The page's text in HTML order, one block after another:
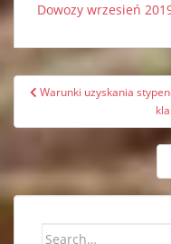
Dowozy wrzesień
Nawigacja
Warunki uzyskania
Search